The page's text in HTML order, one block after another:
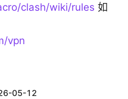
clash/wiki/rules 如
vpn
05-12